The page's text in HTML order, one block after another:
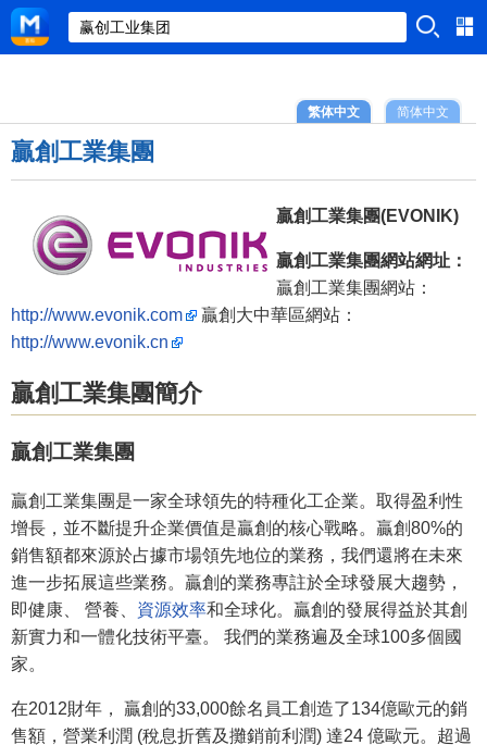
简体中文
繁体中文
贏創工業集團
贏創工業集團(EVONIK)
贏創工業集團網站網址：
贏創工業集團網站：
http://www.evonik.com
贏創大中華區網站：
http://www.evonik.cn
贏創工業集團簡介
贏創工業集團
贏創工業集團是一家全球領先的特種化工企業。取得盈利性
增長，並不斷提升企業價值是贏創的核心戰略。贏創80%的
銷售額都來源於占據市場領先地位的業務，我們還將在未來
進一步拓展這些業務。贏創的業務專註於全球發展大趨勢，
即健康、 營養、 資源效率和全球化。贏創的發展得益於其創
新實力和一體化技術平臺。 我們的業務遍及全球100多個國
家。
在2012財年， 贏創的33,000餘名員工創造了134億歐元的銷
售額，營業利潤 (稅息折舊及攤銷前利潤) 達24 億歐元。超過